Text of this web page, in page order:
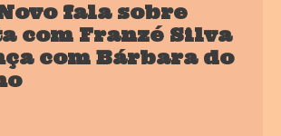
fala sobre
com Franzé Silva
com Bárbara do